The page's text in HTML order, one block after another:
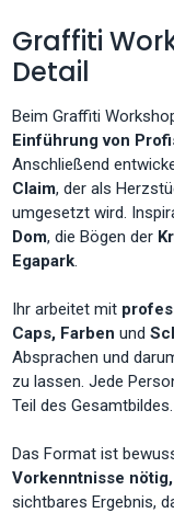
Graffiti
Detail
Beim Graffiti
Einführung von
Anschließend
Claim, der als
umgesetzt wird.
Dom, die Bögen der
Egapark.
Ihr arbeitet mit
Caps, Farben und
Absprachen und
zu lassen. Jede
Teil des Gesamtbildes.
Das Format ist
Vorkenntnisse
sichtbares Ergebnis,